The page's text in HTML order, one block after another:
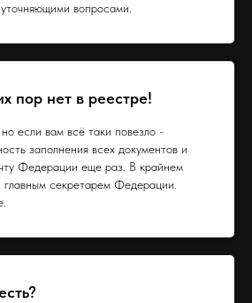
вопросами.
пор нет в реестре!
если вам всё таки повезло -
заполнения всех документов и
Федерации еще раз. В крайнем
главным секретарем Федерации.